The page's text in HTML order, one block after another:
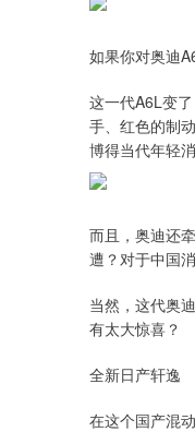
如果你对奥迪
这一代A6L变
手、红色的制
博得当代年轻
而且，奥迪还
遭？对于中国
当然，这代奥
有太大惊喜？
全新日产轩逸
在这个国产混